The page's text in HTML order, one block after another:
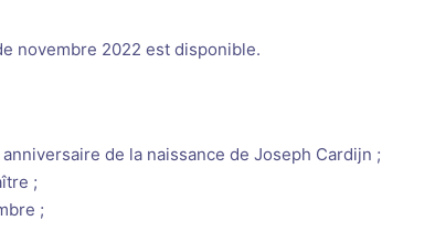
novembre 2022 est disponible.
de la naissance de Joseph Cardijn ;
;
;